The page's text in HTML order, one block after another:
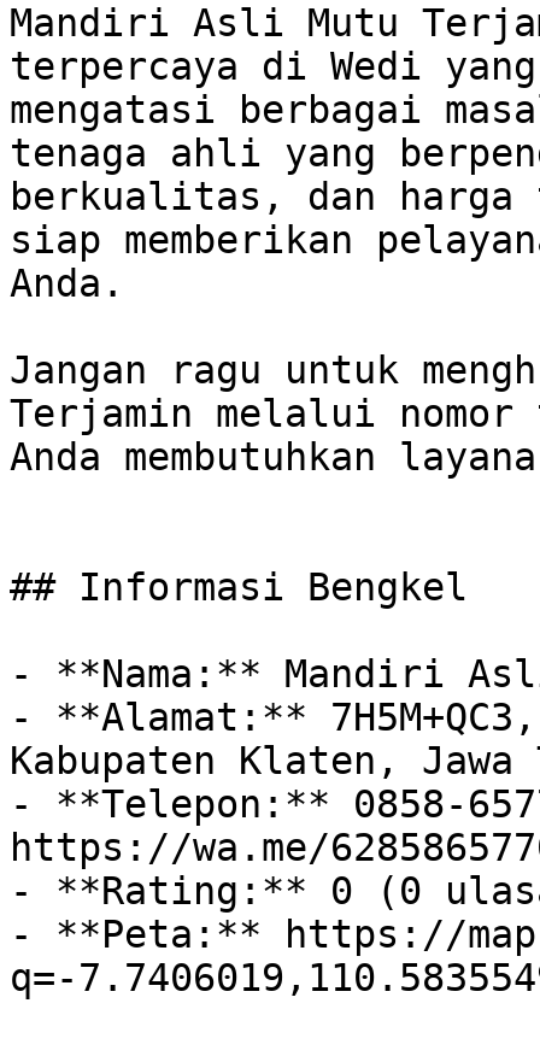
Mandiri Asli Mutu
terpercaya di Wedi yang
mengatasi berbagai
tenaga ahli yang
berkualitas, dan
siap memberikan
Anda.
Jangan ragu untuk
Terjamin melalui
Anda membutuhkan
## Informasi Bengkel
- **Nama:** Mandiri
- **Alamat:**
Kabupaten Klaten, Jawa
- **Telepon:** 0858-
https://wa.me/
- **Rating:** 0 (0
- **Peta:** https://